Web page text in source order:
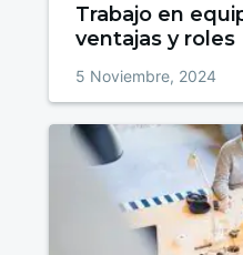
Trabajo en
ventajas y roles
5 Noviembre, 2024